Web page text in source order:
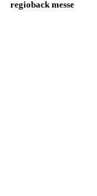
regioback messe